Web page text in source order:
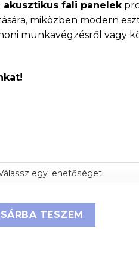
akusztikus fali panelek
miközben modern
munkavégzésről vagy
panel mennyiség
TESZEM